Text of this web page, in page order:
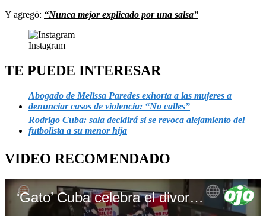
Y agregó: “Nunca mejor explicado por una salsa”
Instagram
TE PUEDE INTERESAR
Abogado de Melissa Paredes exhorta a las mujeres a
denunciar casos de violencia: “No calles”
Rodrigo Cuba: sala decidirá si se revoca alejamiento del
futbolista a su menor hija
VIDEO RECOMENDADO
‘Gato’ Cuba celebra el divorcio de Ale Venturo y sorprende con planes de boda